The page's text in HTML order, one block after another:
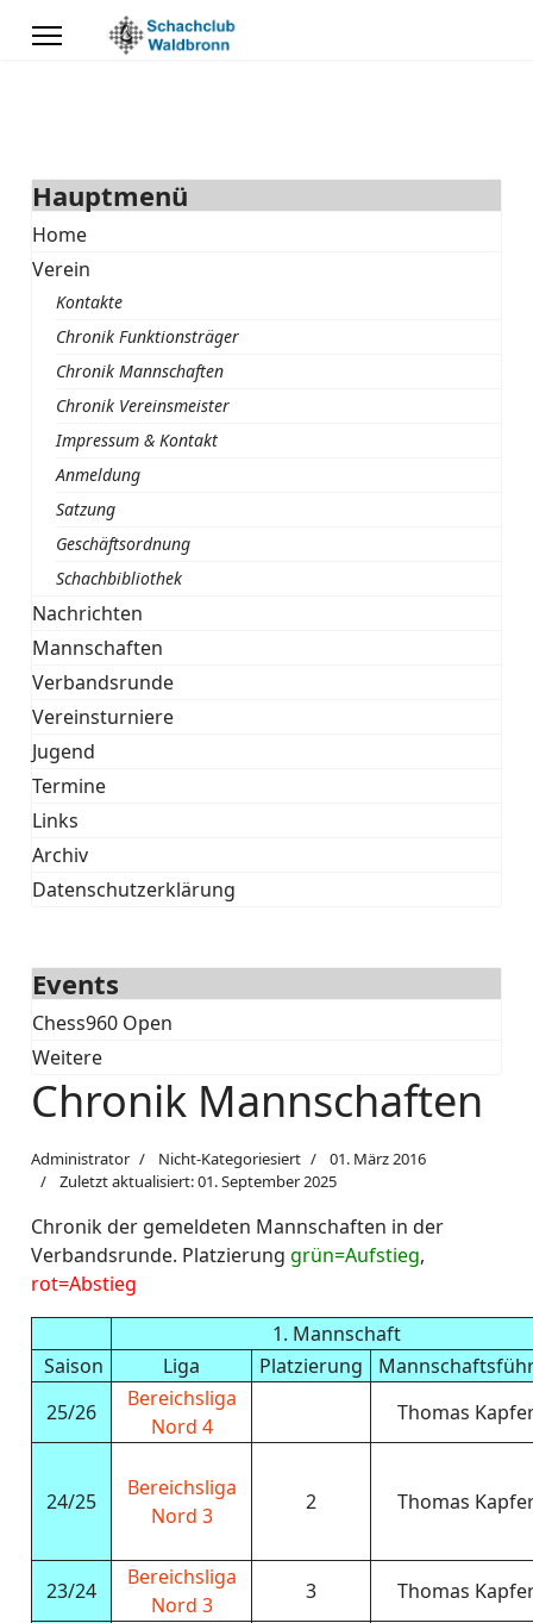
Hauptmenü
Home
Verein
Kontakte
Chronik Funktionsträger
Chronik Mannschaften
Chronik Vereinsmeister
Impressum & Kontakt
Anmeldung
Satzung
Geschäftsordnung
Schachbibliothek
Nachrichten
Mannschaften
Verbandsrunde
Vereinsturniere
Jugend
Termine
Links
Archiv
Datenschutzerklärung
Events
Chess960 Open
Weitere
Chronik Mannschaften
Administrator Nicht-Kategoriesiert
01. März 2016
Zuletzt aktualisiert: 01. September 2025
Chronik der gemeldeten Mannschaften in der
Verbandsrunde. Platzierunggrün=Aufstieg,
rot=Abstieg
1. Mannschaft
Saison
Liga Platzierung
25/26
Bereichsliga
Nord 4
Thomas
24/25
Bereichsliga
Nord 3
2 Thomas
23/24
Bereichsliga
Nord 3
3 Thomas